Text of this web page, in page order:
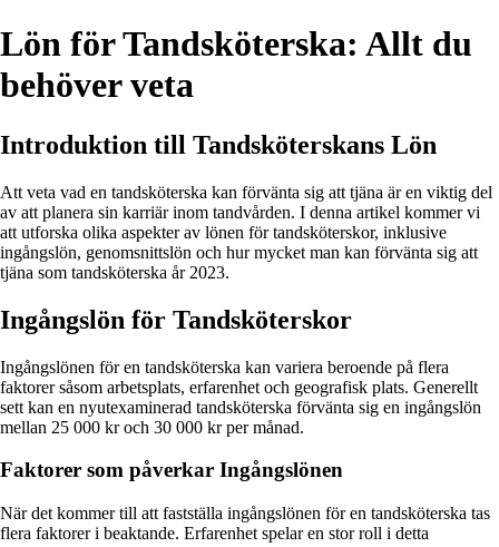
Lön för Tandsköterska: Allt du
behöver veta
Introduktion till Tandsköterskans Lön
Att veta vad en tandsköterska kan förvänta sig att tjäna är en viktig del
av att planera sin karriär inom tandvården. I denna artikel kommer vi
att utforska olika aspekter av lönen för tandsköterskor, inklusive
ingångslön, genomsnittslön och hur mycket man kan förvänta sig att
tjäna som tandsköterska år 2023.
Ingångslön för Tandsköterskor
Ingångslönen för en tandsköterska kan variera beroende på flera
faktorer såsom arbetsplats, erfarenhet och geografisk plats. Generellt
sett kan en nyutexaminerad tandsköterska förvänta sig en ingångslön
mellan 25 000 kr och 30 000 kr per månad.
Faktorer som påverkar Ingångslönen
När det kommer till att fastställa ingångslönen för en tandsköterska tas
flera faktorer i beaktande. Erfarenhet spelar en stor roll i detta